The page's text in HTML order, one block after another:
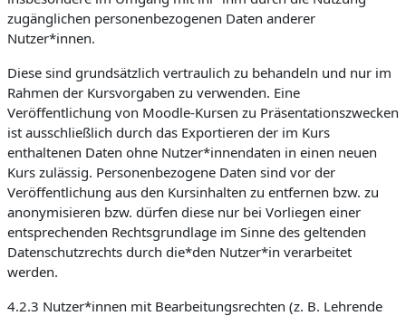
zugänglichen personenbezogenen Daten anderer
Nutzer*innen.
Diese sind grundsätzlich vertraulich zu behandeln und nur im
Rahmen der Kursvorgaben zu verwenden. Eine
Veröffentlichung von Moodle-Kursen zu Präsentationszwecken
ist ausschließlich durch das Exportieren der im Kurs
enthaltenen Daten ohne Nutzer*innendaten in einen neuen
Kurs zulässig. Personenbezogene Daten sind vor der
Veröffentlichung aus den Kursinhalten zu entfernen bzw. zu
anonymisieren bzw. dürfen diese nur bei Vorliegen einer
entsprechenden Rechtsgrundlage im Sinne des geltenden
Datenschutzrechts durch die*den Nutzer*in verarbeitet
werden.
4.2.3 Nutzer*innen mit Bearbeitungsrechten (z. B. Lehrende